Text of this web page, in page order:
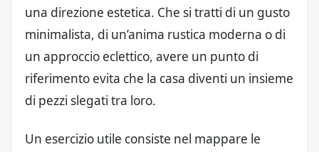
una direzione estetica. Che si tratti di un gusto
minimalista, di un’anima rustica moderna o di
un approccio eclettico, avere un punto di
riferimento evita che la casa diventi un insieme
di pezzi slegati tra loro.
Un esercizio utile consiste nel mappare le